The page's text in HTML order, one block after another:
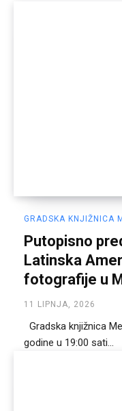
GRADSKA KNJIŽNICA
Putopisno
Latinska
fotografije u
11 LIPNJA, 2026
Gradska knjižnica
godine u 19:00 sati...